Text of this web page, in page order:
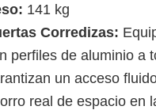
141 kg
Corredizas:
perfiles de aluminio a
un acceso
real de espacio en